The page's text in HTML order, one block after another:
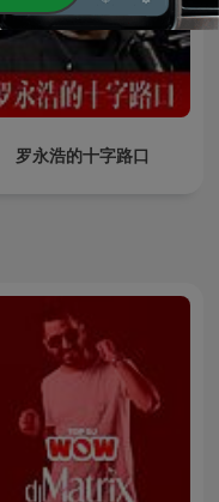
罗永浩的十字路口